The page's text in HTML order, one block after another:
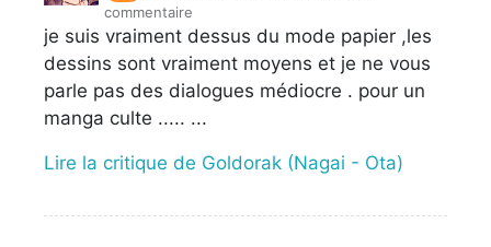
commentaire
je suis vraiment dessus du mode papier ,les
dessins sont vraiment moyens et je ne vous
parle pas des dialogues médiocre . pour un
manga culte ..... ...
Lire la critique de Goldorak (Nagai - Ota)